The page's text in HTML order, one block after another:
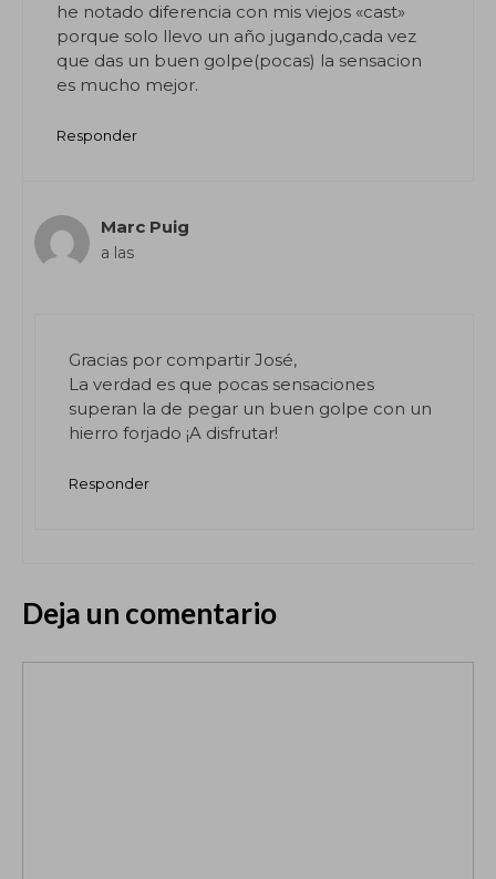
he notado diferencia con mis viejos «cast»
porque solo llevo un año jugando,cada vez
que das un buen golpe(pocas) la sensacion
es mucho mejor.
Responder
Marc Puig
a las
Gracias por compartir José,
La verdad es que pocas sensaciones
superan la de pegar un buen golpe con un
hierro forjado ¡A disfrutar!
Responder
Deja un comentario